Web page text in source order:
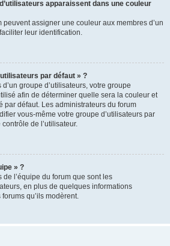
apparaissent dans une couleur
peuvent assigner une couleur aux membres d’un
leur identification.
par défaut » ?
groupe d’utilisateurs, votre groupe
afin de déterminer quelle sera la couleur et
par défaut. Les administrateurs du forum
vous-même votre groupe d’utilisateurs par
de l’utilisateur.
» ?
l’équipe du forum que sont les
en plus de quelques informations
qu’ils modèrent.